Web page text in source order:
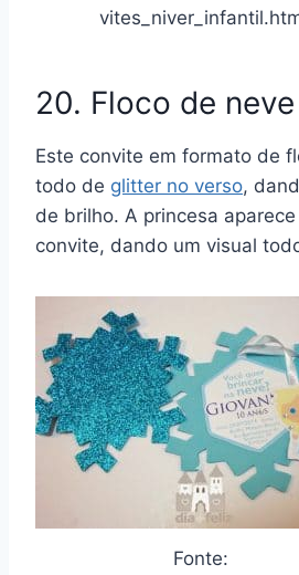
20. Floco de
Este convite em formato de
todo de glitter no verso,
de brilho. A princesa
convite, dando um visual
Fonte: